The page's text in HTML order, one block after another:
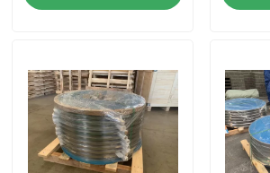
strisce di acciaio inossidabile 316l
strisce di acciaio inossidabile 304L